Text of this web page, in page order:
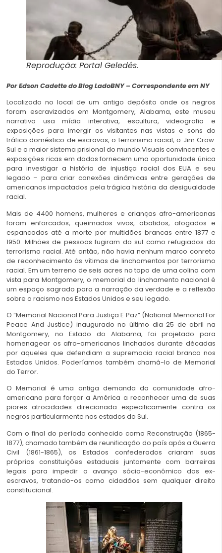
Reprodução: Portal Geledés.
Por Edson Cadette do Blog LadoBNY – Correspondente em NY
Localizado no local de um antigo depósito onde os negros
foram escravizados em Montgomery, Alabama, este museu
narrativo usa mídia interativa, escultura, videografia e
exposições para imergir os visitantes nas vistas e sons do
tráfico doméstico de escravos, o terrorismo racial, o Jim Crow.
Sul e o maior sistema prisional do mundo.Visuais convincentes e
exposições ricas em dados fornecem uma oportunidade única
para investigar a história de injustiça racial dos EUA e seu
legado – para criar conexões dinâmicas entre gerações de
americanos impactados pela trágica história da desigualdade
racial.
Mais de 4400 homens, mulheres e crianças afro-americanas
foram enforcados, queimados vivos, abatidos, afogados e
espancados até a morte por multidões brancas entre 1877 e
1950. Milhões de pessoas fugiram do sul como refugiados do
terrorismo racial. Até antão, não havia nenhum marco conreto
de reconhecimento às vítimas de linchamentos por terrorismo
racial. Em um terreno de seis acres no topo de uma colina com
vista para Montgomery, o memorial do linchamento nacional é
um espaço sagrado para a narração da verdade e a reflexão
sobre o racismo nos Estados Unidos e seu legado.
O “Memorial Nacional Para Justiça E Paz” (National Memorial For
Peace And Justice) inaugurado no último dia 25 de abril na
Montgomery, no Estado do Alabama, foi projetado para
homenagear os afro-americanos linchados durante décadas
por aqueles que defendiam a supremacia racial branca nos
Estados Unidos. Poderíamos também chamá-lo de Memorial
do Terror.
O Memorial é uma antiga demanda da comunidade afro-
americana para forçar a América a reconhecer uma de suas
piores atrocidades direcionada especificamente contra os
negros particularmente nos estados do Sul.
Com o final do período conhecido como Reconstrução (1865-
1877), chamado também de reunificação do país após a Guerra
Civil (1861-1865), os Estados confederados criaram suas
próprias constituições estaduais juntamente com barreiras
legais para impedir o avanço sócio-econômico dos ex-
escravos, tratando-os como cidadãos sem qualquer direito
constitucional.